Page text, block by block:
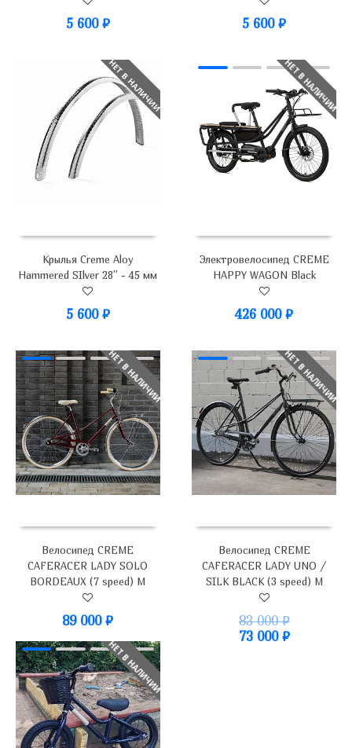
5 600 ₽ 5 600₽
НЕТ В НАЛИЧИИ
Крылья Creme Aloy
Hammered SIlver 28'' - 45 мм
5 600 ₽
НЕТ В НАЛИЧИИ
Электровелосипед CREME
HAPPY WAGON Black
426 000₽
НЕТ В НАЛИЧИИ
Велосипед CREME
CAFERACER LADY SOLO
BORDEAUX (7 speed) M
89 000₽
НЕТ В НАЛИЧИИ
Велосипед CREME
CAFERACER LADY UNO /
SILK BLACK (3 speed) M
83 000₽
73 000 ₽
НЕТ В НАЛИЧИИ